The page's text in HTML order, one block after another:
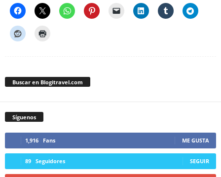
Buscar en Blogitravel.com
Síguenos
1,916 Fans ME GUSTA
89 Seguidores SEGUIR